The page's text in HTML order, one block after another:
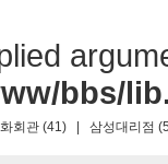
bbs/
회관 (41)
삼성대리점